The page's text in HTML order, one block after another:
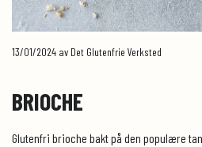
13/01/2024 av Det Glutenfrie Verksted
BRIOCHE
Glutenfri brioche bakt på den populære